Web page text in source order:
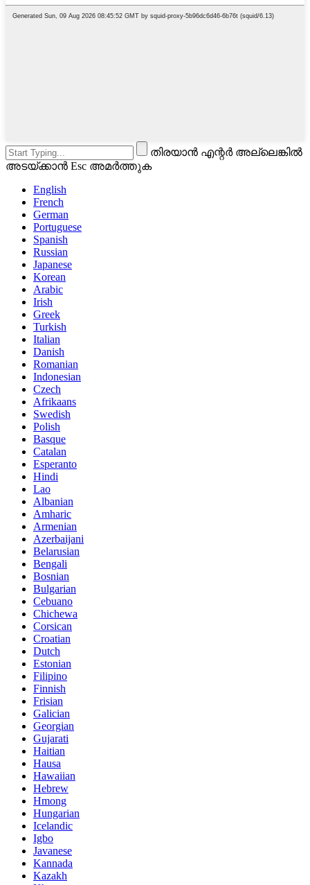
തിരയാൻ എന്റർ അല്ലെങ്കിൽ
അടയ്ക്കാൻ Esc അമർത്തുക
English
French
German
Portuguese
Spanish
Russian
Japanese
Korean
Arabic
Irish
Greek
Turkish
Italian
Danish
Romanian
Indonesian
Czech
Afrikaans
Swedish
Polish
Basque
Catalan
Esperanto
Hindi
Lao
Albanian
Amharic
Armenian
Azerbaijani
Belarusian
Bengali
Bosnian
Bulgarian
Cebuano
Chichewa
Corsican
Croatian
Dutch
Estonian
Filipino
Finnish
Frisian
Galician
Georgian
Gujarati
Haitian
Hausa
Hawaiian
Hebrew
Hmong
Hungarian
Icelandic
Igbo
Javanese
Kannada
Kazakh